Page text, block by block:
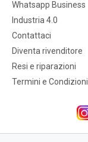
Whatsapp Business
Industria 4.0
Contattaci
Diventa rivenditore
Resi e riparazioni
Termini e Condizioni